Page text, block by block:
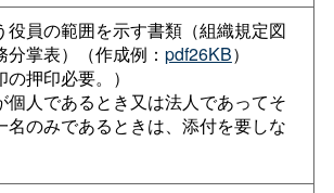
役員の範囲を示す書類（組織規定図
分掌表）（作成例： pdf26KB）
の押印必要。）
個人であるとき又は法人であってそ
名のみであるときは、添付を要しな